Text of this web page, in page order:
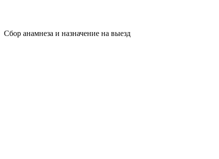
Сбор анамнеза и назначение на выезд